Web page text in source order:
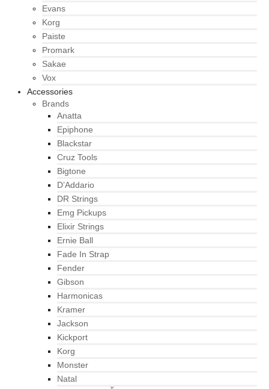
Evans
Korg
Paiste
Promark
Sakae
Vox
Accessories
Brands
Anatta
Epiphone
Blackstar
Cruz Tools
Bigtone
D’Addario
DR Strings
Emg Pickups
Elixir Strings
Ernie Ball
Fade In Strap
Fender
Gibson
Harmonicas
Kramer
Jackson
Kickport
Korg
Monster
Natal